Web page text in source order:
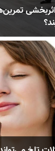
اثربخشی